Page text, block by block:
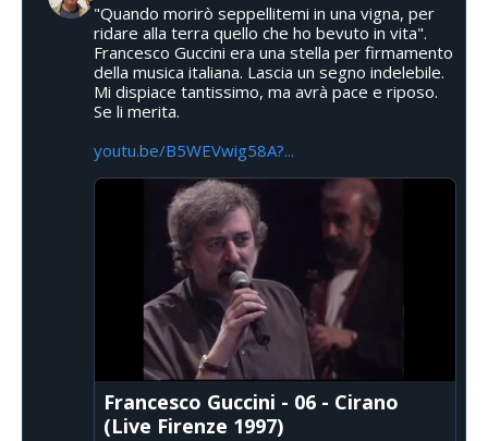
"Quando morirò seppellitemi in una vigna, per
ridare alla terra quello che ho bevuto in vita".
Francesco Guccini era una stella per firmamento
della musica italiana. Lascia un segno indelebile.
Mi dispiace tantissimo, ma avrà pace e riposo.
Se li merita.
youtu.be/B5WEVwig58A?...
Francesco Guccini - 06 - Cirano
(Live Firenze 1997)